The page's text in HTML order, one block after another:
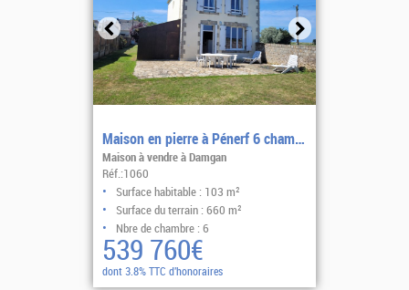
Maison en pierre à Pénerf 6 chambres vue mer
Maison à vendre à Damgan
Réf.:1060
Surface habitable : 103 m²
Surface du terrain : 660 m²
Nbre de chambre : 6
539 760€
dont 3.8% TTC d'honoraires